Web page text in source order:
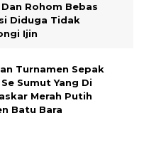
Rohom Bebas
Diduga Tidak
Ijin
Turnamen Sepak
Sumut Yang Di
Merah Putih
Batu Bara